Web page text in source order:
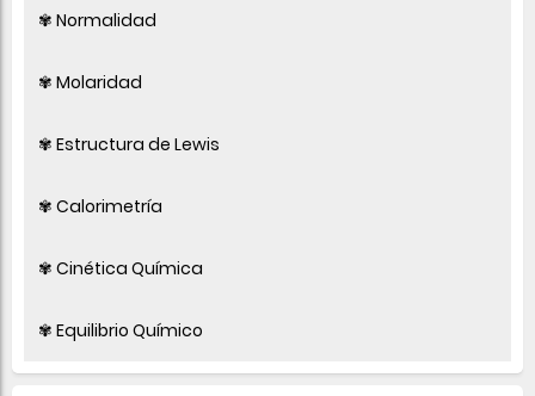
✾ Normalidad
✾ Molaridad
✾ Estructura de Lewis
✾ Calorimetría
✾ Cinética Química
✾ Equilibrio Químico